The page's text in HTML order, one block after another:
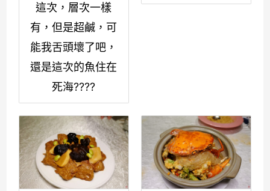
這次，層次一樣
有，但是超鹹，可
能我舌頭壞了吧，
還是這次的魚住在
死海????